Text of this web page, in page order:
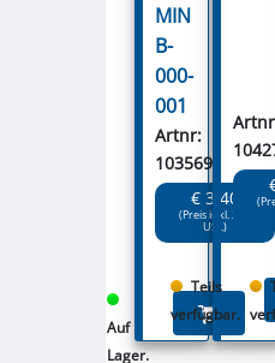
MIN
B-
000-
001
Artnr:
103569
€ 3.40
(Preis inkl. 20%
USt.)
Auf
Lager.
Teils
verfügbar.